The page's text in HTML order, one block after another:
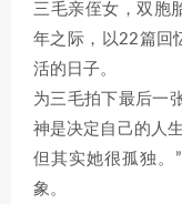
三毛亲侄女，双胞
年之际，以22篇回
活的日子。
为三毛拍下最后一
神是决定自己的人
但其实她很孤独。
象。